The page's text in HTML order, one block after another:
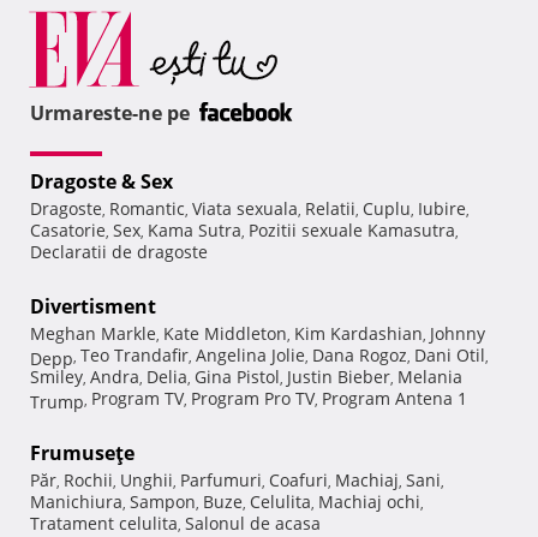
Urmareste-ne pe
Dragoste & Sex
Dragoste, Romantic, Viata sexuala, Relatii, Cuplu, Iubire,
Casatorie, Sex, Kama Sutra, Pozitii sexuale Kamasutra,
Declaratii de dragoste
Divertisment
Meghan Markle, Kate Middleton, Kim Kardashian, Johnny
Depp, Teo Trandafir, Angelina Jolie, Dana Rogoz, Dani Otil,
Smiley, Andra, Delia, Gina Pistol, Justin Bieber, Melania
Trump, Program TV, Program Pro TV, Program Antena 1
Frumuseţe
Păr, Rochii, Unghii, Parfumuri, Coafuri, Machiaj, Sani,
Manichiura, Sampon, Buze, Celulita, Machiaj ochi,
Tratament celulita, Salonul de acasa